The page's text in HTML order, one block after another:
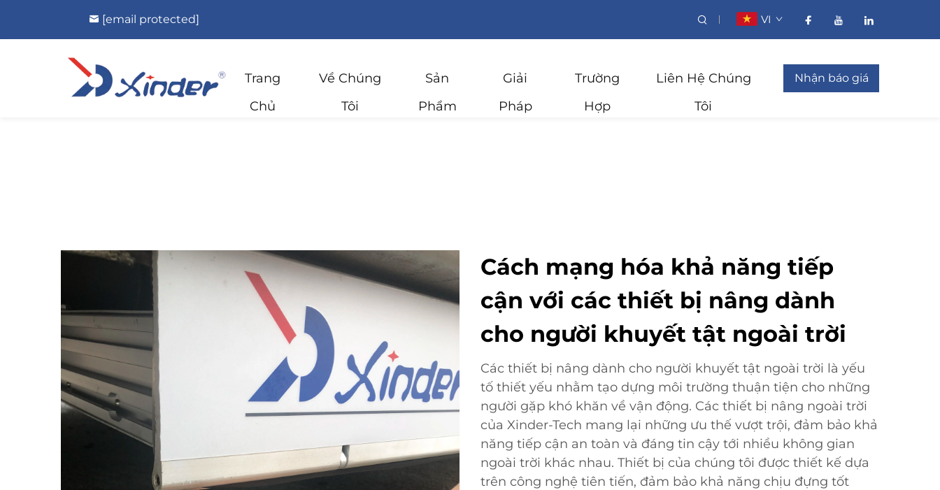
[email protected] VI
Trang
Chủ
Về Chúng
Tôi
Sản
Phẩm
Giải
Pháp
Trường
Hợp
Liên Hệ Chúng
Tôi
Nhận báo giá
Cách mạng hóa khả năng tiếp
cận với các thiết bị nâng dành
cho người khuyết tật ngoài trời
Các thiết bị nâng dành cho người khuyết tật ngoài trời là yếu
tố thiết yếu nhằm tạo dựng môi trường thuận tiện cho những
người gặp khó khăn về vận động. Các thiết bị nâng ngoài trời
của Xinder-Tech mang lại những ưu thế vượt trội, đảm bảo khả
năng tiếp cận an toàn và đáng tin cậy tới nhiều không gian
ngoài trời khác nhau. Thiết bị của chúng tôi được thiết kế dựa
trên công nghệ tiên tiến, đảm bảo khả năng chịu đựng tốt